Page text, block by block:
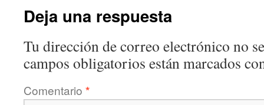
Deja una respuesta
Tu dirección de correo electrónico no
campos obligatorios están marcados
Comentario *